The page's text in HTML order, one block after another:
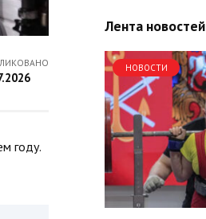
году.
Лента новостей
НОВОСТИ